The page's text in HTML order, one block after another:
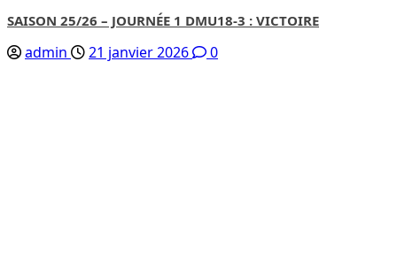
SAISON 25/26 – JOURNÉE 1 DMU18-3 : VICTOIRE
admin 21 janvier 2026 0